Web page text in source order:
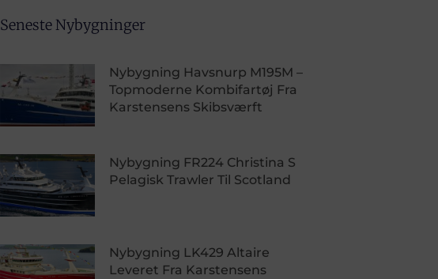
Seneste Nybygninger
Nybygning Havsnurp M195M –
Topmoderne Kombifartøj Fra
Karstensens Skibsværft
Nybygning FR224 Christina S
Pelagisk Trawler Til Scotland
Nybygning LK429 Altaire
Leveret Fra Karstensens